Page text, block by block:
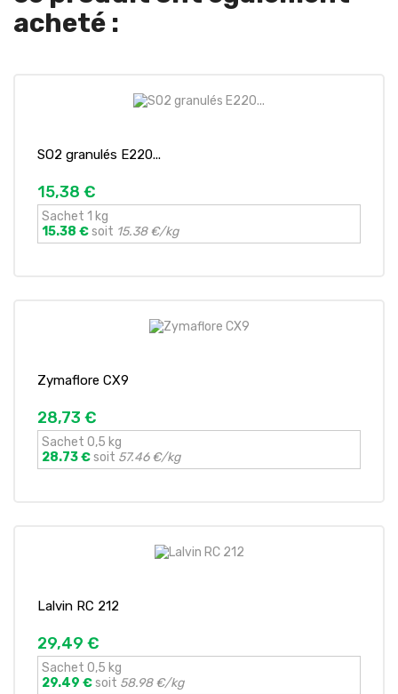
acheté :
SO2 granulés E220...
15,38 €
Sachet 1 kg
15.38 €soit 15.38 €/kg
Zymaflore CX9
28,73 €
Sachet 0,5 kg
28.73 €soit 57.46 €/kg
Lalvin RC 212
29,49 €
Sachet 0,5 kg
29.49 €soit 58.98 €/kg